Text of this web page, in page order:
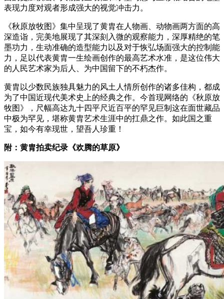
表现力度对观者形成强大的视觉冲击力。
《秋原放牧图》集中呈现了黄胄在人物画、动物画两方面的高
深造诣，完美地展现了其深刻入微的观察能力，深厚精绝的笔
墨功力，生动准确的造型能力以及对于恢弘场面强大的控制能
力，足以代表黄胄一生绘画创作的最高艺术水准，是这位伟大
的人民艺术家为后人、为中国留下的不朽杰作。
黄胄以少数民族独具魅力的风土人情所创作的诸多佳构，都成
为了中国近现代美术史上的经典之作。今首现网络的《秋原放
牧图》，尺幅高达九十四平尺近百平的罕见巨制这在面世藏品
中极为罕见，堪称黄胄艺术生涯中的扛鼎之作。如此国之重
宝，如今有幸现世，望吾人珍重！
附：黄胄拍卖纪录《欢腾的草原》